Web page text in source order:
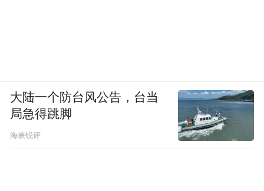
大陆一个防台风公告，台当
局急得跳脚
海峡锐评